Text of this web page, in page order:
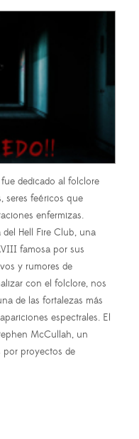
dedicado al folclore
seres feéricos que
enfermizas.
Hell Fire Club, una
famosa por sus
y rumores de
con el folclore, nos
de las fortalezas más
espectrales. El
McCullah, un
por proyectos de